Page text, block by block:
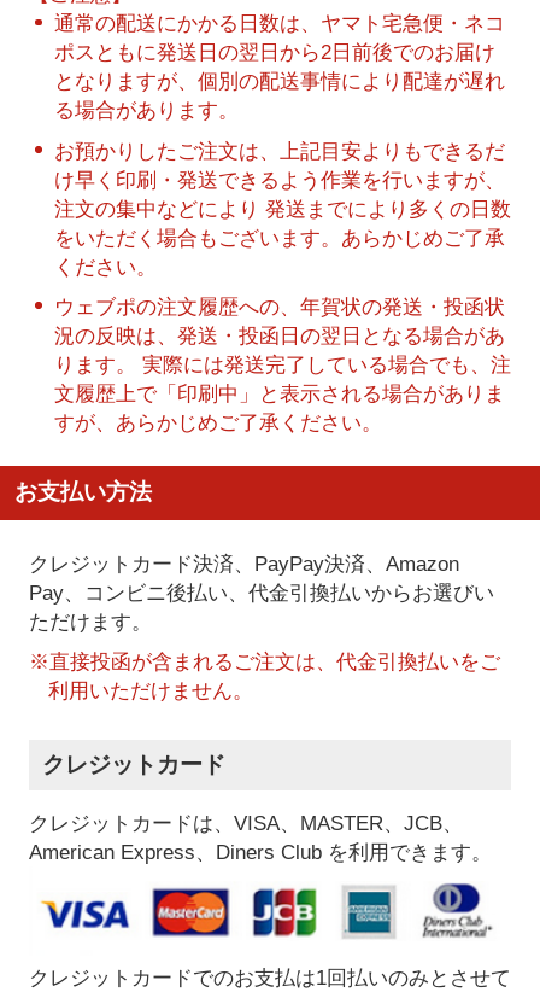
通常の配送にかかる日数は、ヤマト宅急便・ネコ
ポスともに発送日の翌日から2日前後でのお届け
となりますが、個別の配送事情により配達が遅れ
る場合があります。
お預かりしたご注文は、上記目安よりもできるだ
け早く印刷・発送できるよう作業を行いますが、
注文の集中などにより 発送までにより多くの日数
をいただく場合もございます。あらかじめご了承
ください。
ウェブポの注文履歴への、年賀状の発送・投函状
況の反映は、発送・投函日の翌日となる場合があ
ります。 実際には発送完了している場合でも、注
文履歴上で「印刷中」と表示される場合がありま
すが、あらかじめご了承ください。
お支払い方法
クレジットカード決済、PayPay決済、Amazon
Pay、コンビニ後払い、代金引換払いからお選びい
ただけます。
※直接投函が含まれるご注文は、代金引換払いをご
利用いただけません。
クレジットカード
クレジットカードは、VISA、MASTER、JCB、
American Express、Diners Club を利用できます。
クレジットカードでのお支払は1回払いのみとさせて